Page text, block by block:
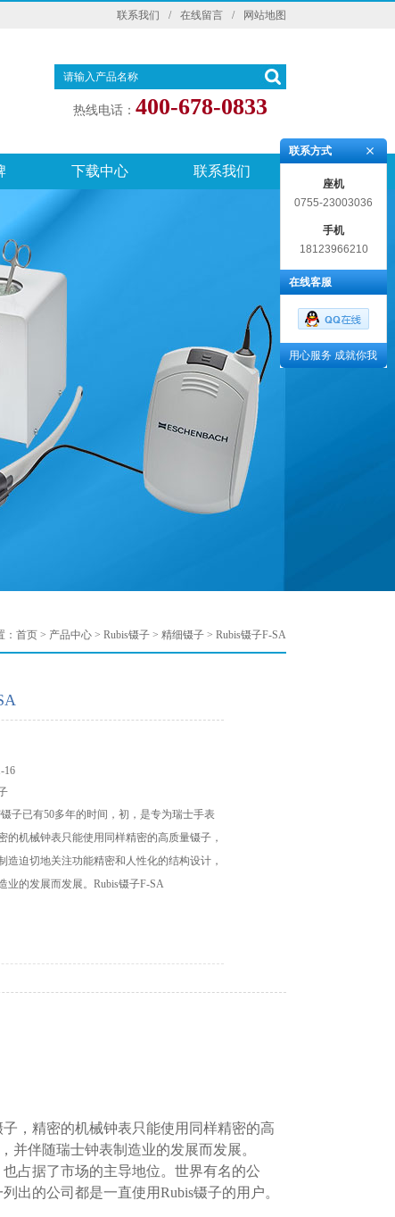
联系我们 / 在线留言 / 网站地图
热线电话： 400-678-0833
下载中心 联系我们
首页 > 产品中心 > Rubis镊子 > 精细镊子 > Rubis镊子F-SA
16
子已有50多年的时间，初，是专为瑞士手表
的机械钟表只能使用同样精密的高质量镊子，
造迫切地关注功能精密和人性化的结构设计，
业的发展而发展。Rubis镊子F-SA
，精密的机械钟表只能使用同样精密的高
并伴随瑞士钟表制造业的发展而发展。
占据了市场的主导地位。世界有名的公
出的公司都是一直使用Rubis镊子的用户。
联系方式
座机
0755-23003036
手机
18123966210
在线客服
用心服务 成就你我